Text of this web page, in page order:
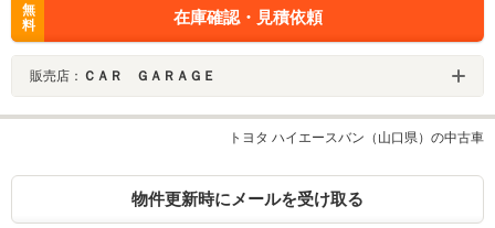
無
料
在庫確認・見積依頼
販売店： ＣＡＲ ＧＡＲＡＧＥ
トヨタ ハイエースバン（山口県）の中古車
物件更新時にメールを受け取る